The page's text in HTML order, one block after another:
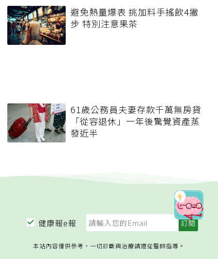
避免熱量爆表 挑加料手搖飲4撇
步 特別注意果茶
61歲公務員夫妻存款千萬無房貸
「從容退休」一年後驚覺資產蒸
發近半
健康報e報
本站內容僅供參考，一切診斷與治療請遵從醫師指導。